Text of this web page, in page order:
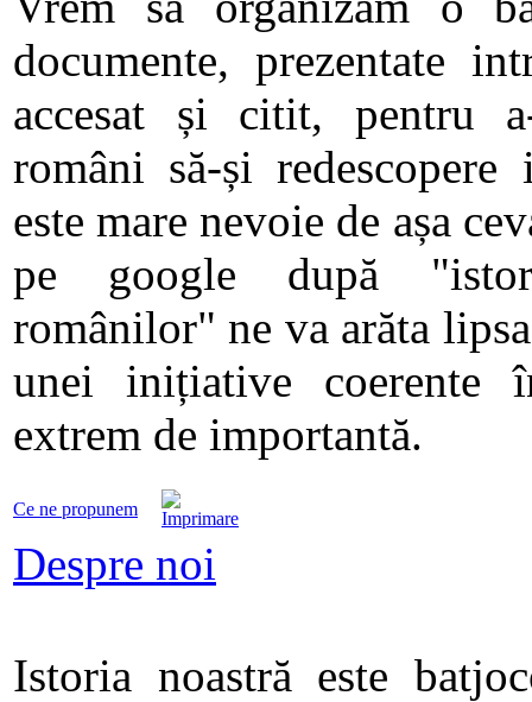
documente, prezentate
accesat și citit, pentru
români să-și redescopere
este mare nevoie de așa
pe google după
românilor" ne va arăta
unei inițiative coerente
extrem de importantă.
Ce ne propunem
Despre noi
Istoria noastră este